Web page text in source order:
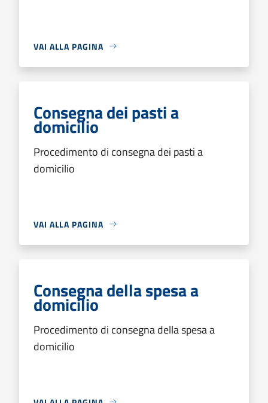
VAI ALLA PAGINA
Consegna dei pasti a
domicilio
Procedimento di consegna dei pasti a
domicilio
VAI ALLA PAGINA
Consegna della spesa a
domicilio
Procedimento di consegna della spesa a
domicilio